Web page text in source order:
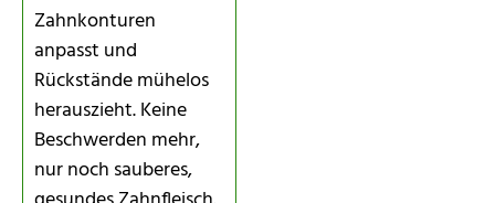
Zahnkonturen
anpasst und
Rückstände mühelos
herauszieht. Keine
Beschwerden mehr,
nur noch sauberes,